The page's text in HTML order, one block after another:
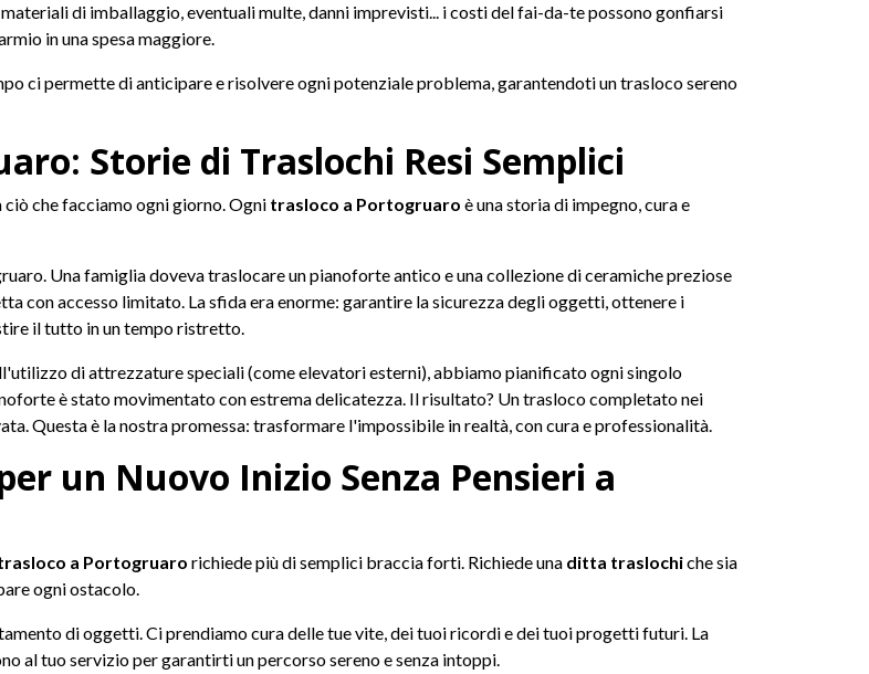
di imballaggio, eventuali multe, danni imprevisti... i costi del fai-da-te possono gonfiarsi
in una spesa maggiore.
ci permette di anticipare e risolvere ogni potenziale problema, garantendoti un trasloco sereno
Storie di Traslochi Resi Semplici
ciò che facciamo ogni giorno. Ogni trasloco a Portogruaro è una storia di impegno, cura e
Una famiglia doveva traslocare un pianoforte antico e una collezione di ceramiche preziose
con accesso limitato. La sfida era enorme: garantire la sicurezza degli oggetti, ottenere i
il tutto in un tempo ristretto.
di attrezzature speciali (come elevatori esterni), abbiamo pianificato ogni singolo
è stato movimentato con estrema delicatezza. Il risultato? Un trasloco completato nei
Questa è la nostra promessa: trasformare l'impossibile in realtà, con cura e professionalità.
un Nuovo Inizio Senza Pensieri a
a Portogruaro richiede più di semplici braccia forti. Richiede una ditta traslochiche sia
ogni ostacolo.
di oggetti. Ci prendiamo cura delle tue vite, dei tuoi ricordi e dei tuoi progetti futuri. La
al tuo servizio per garantirti un percorso sereno e senza intoppi.